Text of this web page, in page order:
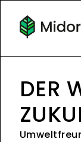
DER